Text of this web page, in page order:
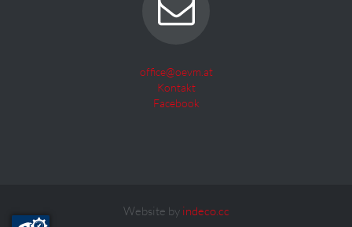
office@oevm.at
Kontakt
Facebook
Website by indeco.cc